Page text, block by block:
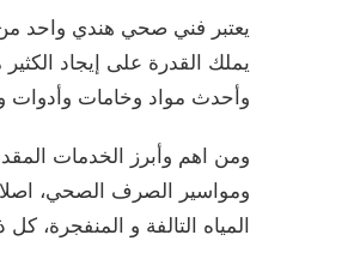
يعتبر فني صحي هندي واحد من
يملك القدرة على إيجاد
وأحدث مواد وخامات وأدوات
ومن اهم وأبرز الخدمات
ومواسير الصرف الصحي، اصلاح
المياه التالفة و